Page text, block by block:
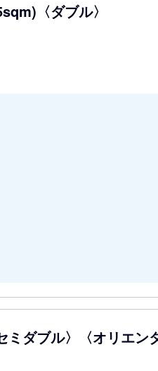
〈ダブル〉
ダブル〉〈オリエン